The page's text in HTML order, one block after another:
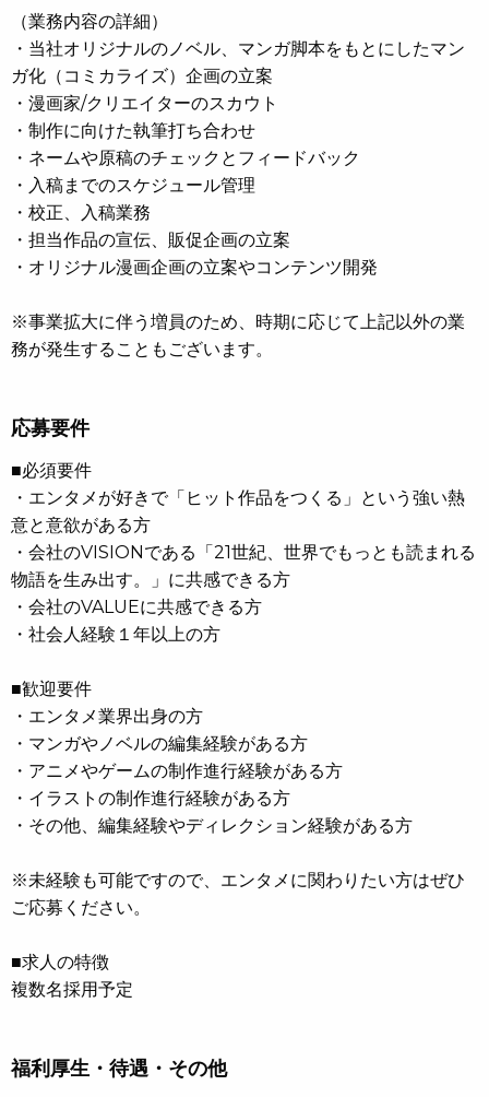
（業務内容の詳細）
・当社オリジナルのノベル、マンガ脚本をもとにしたマン
ガ化（コミカライズ）企画の立案
・漫画家/クリエイターのスカウト
・制作に向けた執筆打ち合わせ
・ネームや原稿のチェックとフィードバック
・入稿までのスケジュール管理
・校正、入稿業務
・担当作品の宣伝、販促企画の立案
・オリジナル漫画企画の立案やコンテンツ開発
※事業拡大に伴う増員のため、時期に応じて上記以外の業
務が発生することもございます。
応募要件
■必須要件
・エンタメが好きで「ヒット作品をつくる」という強い熱
意と意欲がある方
・会社のVISIONである「21世紀、世界でもっとも読まれる
物語を生み出す。」に共感できる方
・会社のVALUEに共感できる方
・社会人経験１年以上の方
■歓迎要件
・エンタメ業界出身の方
・マンガやノベルの編集経験がある方
・アニメやゲームの制作進行経験がある方
・イラストの制作進行経験がある方
・その他、編集経験やディレクション経験がある方
※未経験も可能ですので、エンタメに関わりたい方はぜひ
ご応募ください。
■求人の特徴
複数名採用予定
福利厚生・待遇・その他